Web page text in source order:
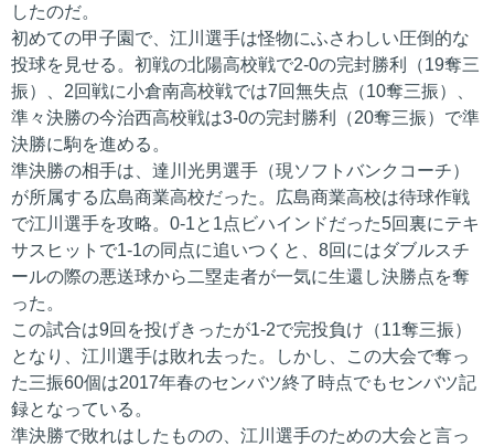
したのだ。
初めての甲子園で、江川選手は怪物にふさわしい圧倒的な
投球を見せる。初戦の北陽高校戦で2-0の完封勝利（19奪三
振）、2回戦に小倉南高校戦では7回無失点（10奪三振）、
準々決勝の今治西高校戦は3-0の完封勝利（20奪三振）で準
決勝に駒を進める。
準決勝の相手は、達川光男選手（現ソフトバンクコーチ）
が所属する広島商業高校だった。広島商業高校は待球作戦
で江川選手を攻略。0-1と1点ビハインドだった5回裏にテキ
サスヒットで1-1の同点に追いつくと、8回にはダブルスチ
ールの際の悪送球から二塁走者が一気に生還し決勝点を奪
った。
この試合は9回を投げきったが1-2で完投負け（11奪三振）
となり、江川選手は敗れ去った。しかし、この大会で奪っ
た三振60個は2017年春のセンバツ終了時点でもセンバツ記
録となっている。
準決勝で敗れはしたものの、江川選手のための大会と言っ